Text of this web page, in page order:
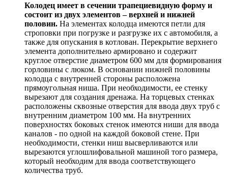
Колодец имеет в сечении трапециевидную форму и
состоит из двух элементов – верхней и нижней
половин. На элементах колодца имеются петли для
строповки при погрузке и разгрузке их с автомобиля, а
также для опускания в котлован. Перекрытие верхнего
элемента дополнительно армировано и содержит
круглое отверстие диаметром 600 мм для формирования
горловины с люком. В основании нижней половины
колодца с внутренней стороны расположена
прямоугольная ниша. При необходимости, ее стенку
вырезают для создания дренажа. На торцевых стенках
расположены сквозные отверстия для ввода двух труб с
внутренним диаметром 100 мм. На внутренних
поверхностях боковых стенок имеются ниши для ввода
каналов - по одной на каждой боковой стене. При
необходимости, стенки ниш высверливаются или
вырезаются углошлифовальной машиной того размера,
который необходим для ввода соответствующего
количества труб.